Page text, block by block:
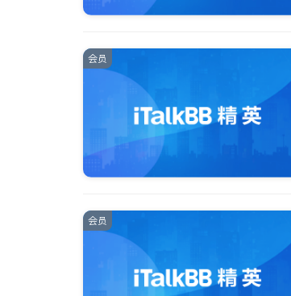
会员
会员